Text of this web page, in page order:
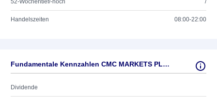
52-Wochentief/-hoch /
Handelszeiten 08:00-22:00
Fundamentale Kennzahlen CMC MARKETS PLC LS -,25
Dividende